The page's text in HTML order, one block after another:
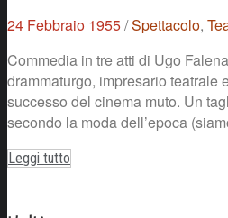
24 Febbraio 1955/Spettacolo,
Commedia in tre atti di Ugo
drammaturgo, impresario teatrale
successo del cinema muto. Un
secondo la moda dell’epoca
Leggi tutto